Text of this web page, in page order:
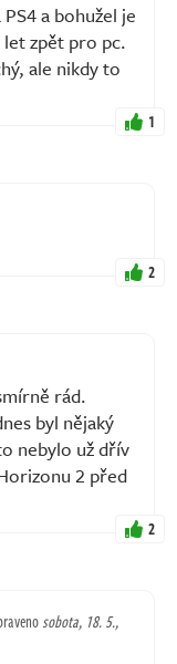
a bohužel je
zpět pro pc.
ale nikdy to
1
2
rád.
byl nějaký
nebylo už dřív
2 před
2
sobota, 18. 5.,